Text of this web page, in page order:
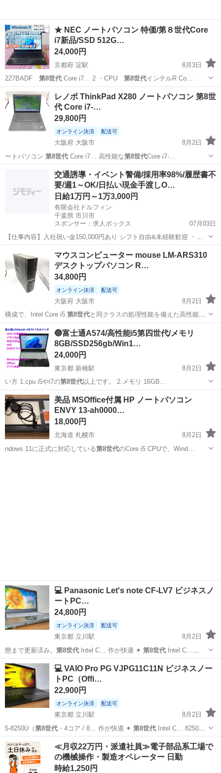
★ NEC ノートパソコン 特価/第８世代Core
i7新品/SSD 512G…
24,000円
京都府 淀駅
8月3日
227BADF 第8世代Core i7… 2 ・CPU 第8世代インテルR Co…
京都 京都市 淀駅 第8世代
レノボ ThinkPad X280 ノートパソコン 第8世
代 Core i7-…
29,800円
オンライン決済 配送可
大阪府 大阪市
8月2日
ートパソコン 第8世代 Core i7… 高性能な第8世代Core i7-…
ノートパソコン
交通誘導・イベント警備/採用率98%/履歴書不
要/週1～OK/日払い現金手渡しO…
日給1万円～1万3,000円
有限会社ドルフィン
千葉県 市川市
スポンサー：求人ボックス
07月03日
【仕事内容】入社祝い金150,000円あり シフト自由&未経験歓迎
・直
行直帰OK ・一部車・自転車・バイク通勤OK ・週1～OK ・日払い・
週払いOK、現金手渡しも可能です! <仕事内容> 建築・土木工事現場
で...
アルバイト・パート
マウスコンピューター mouse LM-ARS310
デスクトップパソコン R…
34,800円
オンライン決済 配送可
大阪府 大阪市
8月2日
構成で、Intel Core i5 第8世代と同クラスの処理性能を備えた高性能
モ…
大阪 大阪市 デスクトップパソコン Ryzen
🔵富士通A574/高性能i5第四世代/メモリ
8GB/SSD256gb/Win1…
24,000円
東京都 新橋駅
8月2日
い方 1.cpu i5やi7の第8世代以上です。 2.メモリ 16GB…
東京 港区 新橋駅 ノートパソコン Windows
美品 MSOffice付属 HP ノートパソコン
ENVY 13-ah0000…
18,000円
北海道 札幌市
8月2日
ndows 11に正式に対応している第8世代のCore i5 CPUで、Wind…
💻 Panasonic Let's note CF-LV7 ビジネスノ
ートPC…
24,800円
オンライン決済 配送可
東京都 立川駅
8月2日
態まで更新済み。 第8世代 Intel C… 作が快適 ✦ 第8世代Intel C…
8350U /第8世代/ 8GB R…
東京 立川市 Windows
💻 VAIO Pro PG VJPG11C11N ビジネスノー
トPC（Offi…
22,900円
オンライン決済 配送可
東京都 立川駅
8月2日
5-8250U（第8世代 ・4コア / 8… 作が快適 ✦ 第8世代Intel C… 8250U /
第8世代/ 8GB R…
東京 立川市 立川駅 ノートパソコン VAIO
≪月収22万円・派遣社員≫電子部品系工場で
の機械操作・製造オペレーター 日勤
時給1,250円